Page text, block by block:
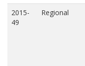
2015-
49
Regional